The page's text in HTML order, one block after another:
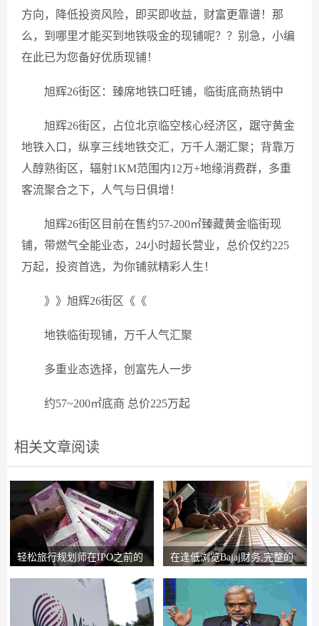
方向，降低投资风险，即买即收益，财富更靠谱！那
么，到哪里才能买到地铁吸金的现铺呢？？别急，小编
在此已为您备好优质现铺！
旭辉26街区：臻席地铁口旺铺，临街底商热销中
旭辉26街区，占位北京临空核心经济区，踞守黄金
地铁入口，纵享三线地铁交汇，万千人潮汇聚；背靠万
人醇熟街区，辐射1KM范围内12万+地缘消费群，多重
客流聚合之下，人气与日俱增！
旭辉26街区目前在售约57-200㎡臻藏黄金临街现
铺，带燃气全能业态，24小时超长营业，总价仅约225
万起，投资首选，为你铺就精彩人生！
》》旭辉26街区《《
地铁临街现铺，万千人气汇聚
多重业态选择，创富先人一步
约57~200㎡底商 总价225万起
相关文章阅读
轻松旅行规划师在IPO之前的
在逢低浏览Bajaj财务;完整的